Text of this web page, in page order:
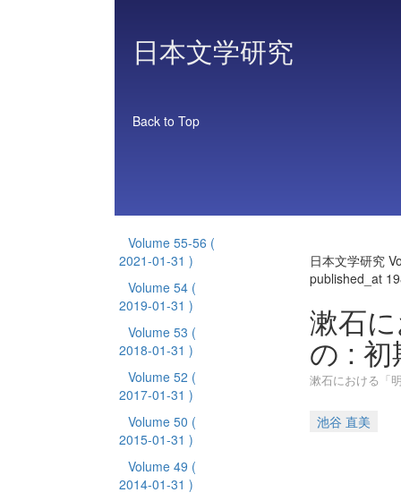
日本文学研究
Back to Top
Volume 55-56 (
2021-01-31 )
Volume 54 (
2019-01-31 )
Volume 53 (
2018-01-31 )
Volume 52 (
2017-01-31 )
Volume 50 (
2015-01-31 )
Volume 49 (
2014-01-31 )
日本文学研究
published_at
漱石
の :
漱石における「
池谷 直美